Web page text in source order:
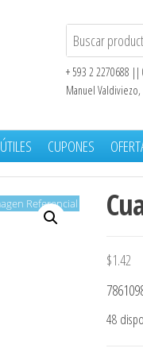
+ 593 2 2270688
Manuel
CUPONES
Referencial
$1.42
48